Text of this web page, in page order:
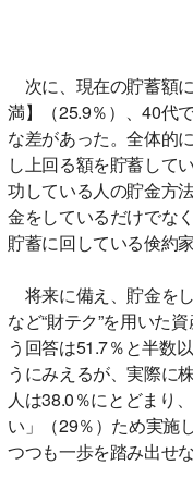
次に、現在の貯蓄額
満】（25.9％）、40代
な差があった。全体的
し上回る額を貯蓄して
功している人の貯金方
金をしているだけでな
貯蓄に回している倹約
将来に備え、貯金を
など“財テク”を用いた
う回答は51.7％と半数
うにみえるが、実際に
人は38.0％にとどまり
い」（29％）ため実施
つつも一歩を踏み出せ